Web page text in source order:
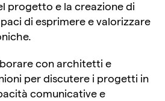
progetto e la creazione di
di esprimere e valorizzare
con architetti e
per discutere i progetti in
comunicative e